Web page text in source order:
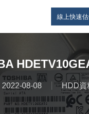
線上快速
2022-08-08 HDD資